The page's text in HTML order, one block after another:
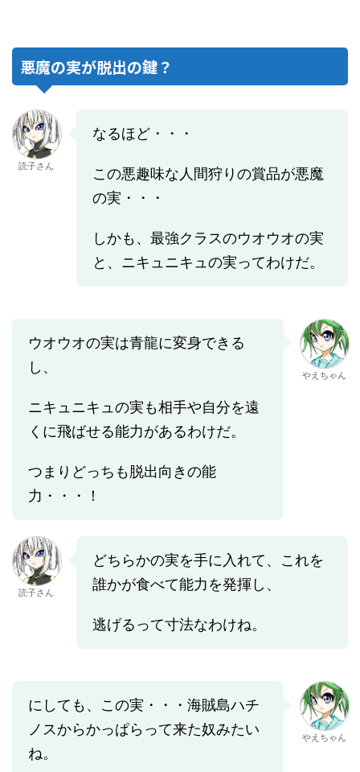
悪魔の実が脱出の鍵？
読子さん
なるほど・・・
この悪趣味な人間狩りの賞品が悪魔
の実・・・
しかも、最強クラスのウオウオの実
と、ニキュニキュの実ってわけだ。
ウオウオの実は青龍に変身できる
し、
ニキュニキュの実も相手や自分を遠
くに飛ばせる能力があるわけだ。
つまりどっちも脱出向きの能
力・・・！
やえちゃん
読子さん
どちらかの実を手に入れて、これを
誰かが食べて能力を発揮し、
逃げるって寸法なわけね。
にしても、この実・・・海賊島ハチ
ノスからかっぱらって来た奴みたい
ね。
やえちゃん